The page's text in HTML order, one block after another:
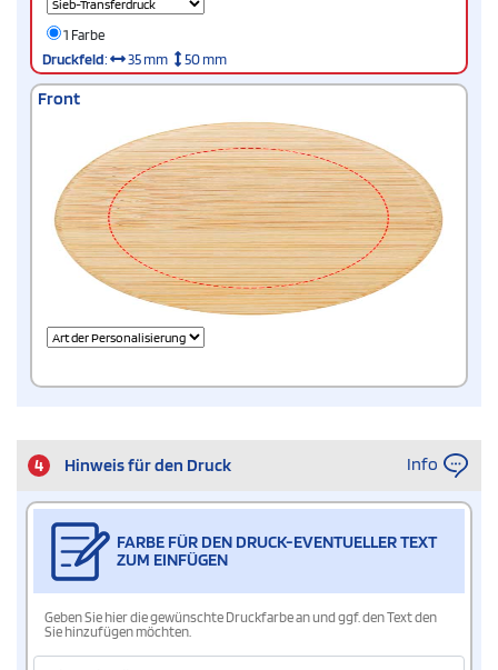
1 Farbe
Druckfeld: 35 mm 50 mm
Front
4 Hinweis für den Druck Info
FARBE FÜR DEN DRUCK-EVENTUELLER TEXT
ZUM EINFÜGEN
Geben Sie hier die gewünschte Druckfarbe an und ggf. den Text den
Sie hinzufügen möchten.